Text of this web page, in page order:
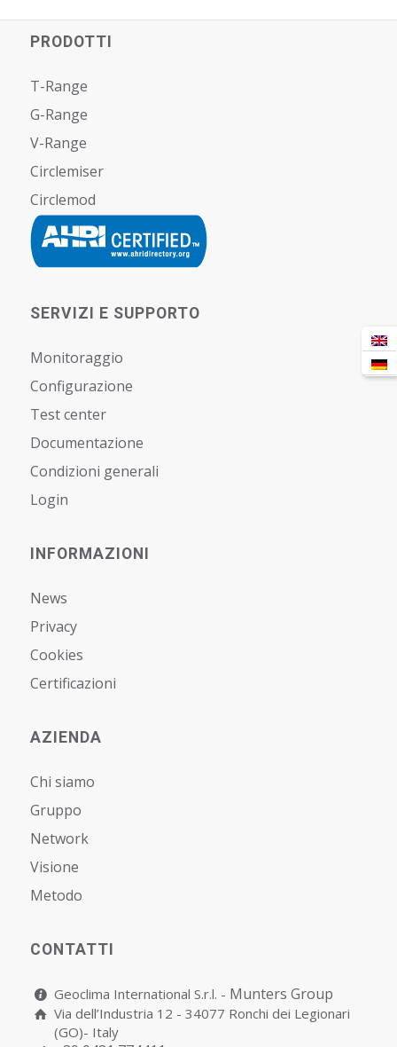
PRODOTTI
T-Range
G-Range
V-Range
Circlemiser
Circlemod
SERVIZI E SUPPORTO
Monitoraggio
Configurazione
Test center
Documentazione
Condizioni generali
Login
INFORMAZIONI
News
Privacy
Cookies
Certificazioni
AZIENDA
Chi siamo
Gruppo
Network
Visione
Metodo
CONTATTI
Geoclima International S.r.l. - Munters Group
Via dell’Industria 12 - 34077 Ronchi dei Legionari
(GO)- Italy